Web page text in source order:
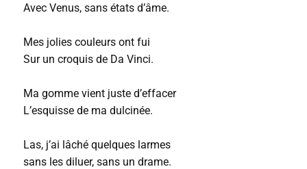
Avec Venus, sans états d’âme.
Mes jolies couleurs ont fui
Sur un croquis de Da Vinci.
Ma gomme vient juste d’effacer
L’esquisse de ma dulcinée.
Las, j’ai lâché quelques larmes
sans les diluer, sans un drame.